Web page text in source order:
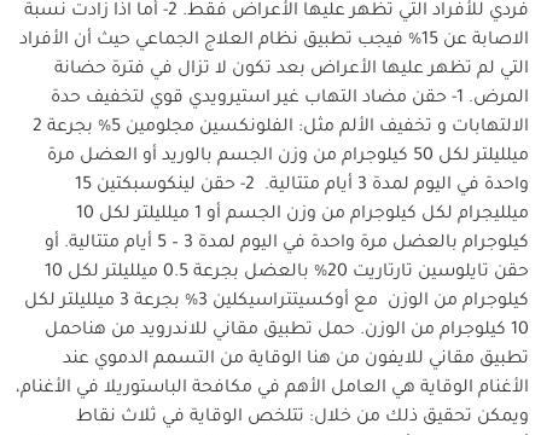
فردي للأفراد التي تظهر عليها الأعراض فقط. 2- أما اذا زادت نسبة
الاصابة عن 15% فيجب تطبيق نظام العلاج الجماعي حيث أن الأفراد
التي لم تظهر عليها الأعراض بعد تكون لا تزال في فترة حضانة
المرض. 1- حقن مضاد التهاب غير استيرويدي قوي لتخفيف حدة
الالتهابات و تخفيف الألم مثل: الفلونكسين مجلومين 5% بجرعة 2
ميلليلتر لكل 50 كيلوجرام من وزن الجسم بالوريد أو العضل مرة
واحدة في اليوم لمدة 3 أيام متتالية. 2- حقن لينكوسبكتين 15
ميلليجرام لكل كيلوجرام من وزن الجسم أو 1 ميلليلتر لكل 10
كيلوجرام بالعضل مرة واحدة في اليوم لمدة 3 – 5 أيام متتالية. أو
حقن تايلوسين تارتاريت 20% بالعضل بجرعة 0.5 ميلليلتر لكل 10
كيلوجرام من الوزن مع أوكسيتتراسيكلين 3% بجرعة 3 ميلليلتر لكل
10 كيلوجرام من الوزن. حمل تطبيق مقاني للاندرويد من هناحمل
تطبيق مقاني للايفون من هنا الوقاية من التسمم الدموي عند
الأغنام الوقاية هي العامل الأهم في مكافحة الباستوريلا في الأغنام،
ويمكن تحقيق ذلك من خلال: تتلخص الوقاية في ثلاث نقاط